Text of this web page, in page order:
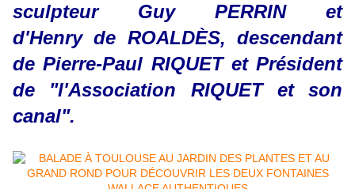
sculpteur Guy PERRIN et
d'Henry de ROALDÈS, descendant
de Pierre-Paul RIQUET et Président
de "l'Association RIQUET et son
canal".